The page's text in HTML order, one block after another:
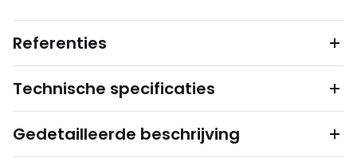
Referenties
Technische specificaties
Gedetailleerde beschrijving